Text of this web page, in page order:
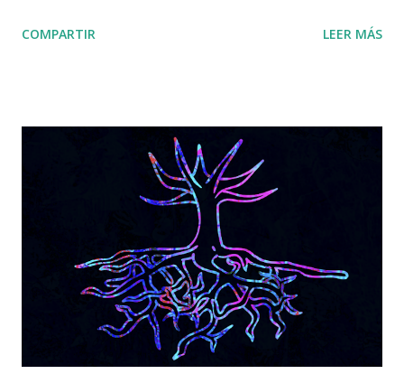
Antillano y un gran elenco musical. Producción y locución:
Ràdio Fabra de la Fàbrica de Creació Fabra i Coats
COMPARTIR LEER MÁS